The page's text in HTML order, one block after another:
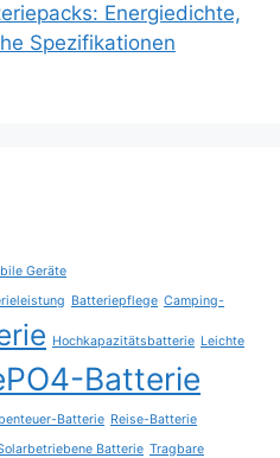
Energiedichte,
Spezifikationen
Geräte
Batteriepflege Camping-
Hochkapazitätsbatterie Leichte
Batterie
Batterie Reise-Batterie
Batterie Tragbare